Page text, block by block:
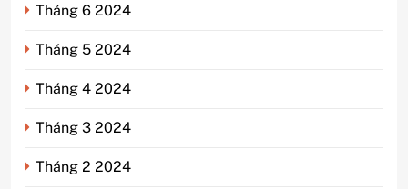
Tháng 6 2024
Tháng 5 2024
Tháng 4 2024
Tháng 3 2024
Tháng 2 2024